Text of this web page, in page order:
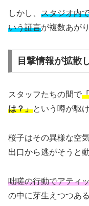
しかし、 スタジオ内
いう証言が複数あが
目撃情報が拡散
スタッフたちの間で
は？」という噂が駆
桜子はその異様な空
出口から逃がそうと
咄嗟の行動でアティ
の中に芽生えつつあ